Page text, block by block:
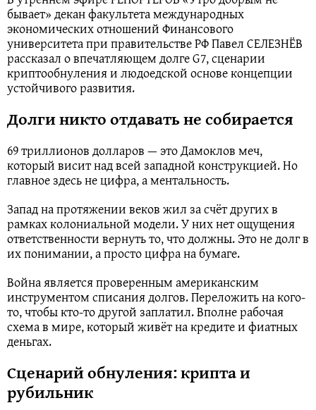
бывает» декан факультета международных
экономических отношений Финансового
университета при правительстве РФ Павел СЕЛЕЗНЁВ
рассказал о впечатляющем долге G7, сценарии
криптообнуления и людоедской основе концепции
устойчивого развития.
Долги никто отдавать не собирается
69 триллионов долларов — это Дамоклов меч,
который висит над всей западной конструкцией. Но
главное здесь не цифра, а ментальность.
Запад на протяжении веков жил за счёт других в
рамках колониальной модели. У них нет ощущения
ответственности вернуть то, что должны. Это не долг в
их понимании, а просто цифра на бумаге.
Война является проверенным американским
инструментом списания долгов. Переложить на кого-
то, чтобы кто-то другой заплатил. Вполне рабочая
схема в мире, который живёт на кредите и фиатных
деньгах.
Сценарий обнуления: крипта и
рубильник